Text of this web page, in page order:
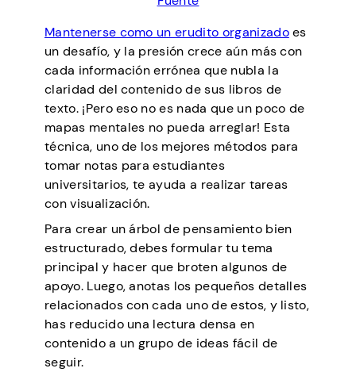
Mantenerse como un erudito organizadoes
un desafío, y la presión crece aún más con
cada información errónea que nubla la
claridad del contenido de sus libros de
texto. ¡Pero eso no es nada que un poco de
mapas mentales no pueda arreglar! Esta
técnica, uno de los mejores métodos para
tomar notas para estudiantes
universitarios, te ayuda a realizar tareas
con visualización.
Para crear un árbol de pensamiento bien
estructurado, debes formular tu tema
principal y hacer que broten algunos de
apoyo. Luego, anotas los pequeños detalles
relacionados con cada uno de estos, y listo,
has reducido una lectura densa en
contenido a un grupo de ideas fácil de
seguir.